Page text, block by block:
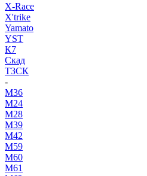
X-Race
X'trike
Yamato
YST
К7
Скад
ТЗСК
-
M36
M24
M28
M39
M42
M59
M60
M61